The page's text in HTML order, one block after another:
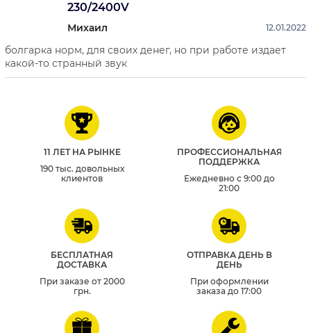
230/2400V
Михаил 12.01.2022
болгарка норм, для своих денег, но при работе издает
какой-то странный звук
11 ЛЕТ НА РЫНКЕ
190 тыс. довольных
клиентов
ПРОФЕССИОНАЛЬНАЯ
ПОДДЕРЖКА
Ежедневно с 9:00 до
21:00
БЕСПЛАТНАЯ
ДОСТАВКА
При заказе от 2000
грн.
ОТПРАВКА ДЕНЬ В
ДЕНЬ
При оформлении
заказа до 17:00